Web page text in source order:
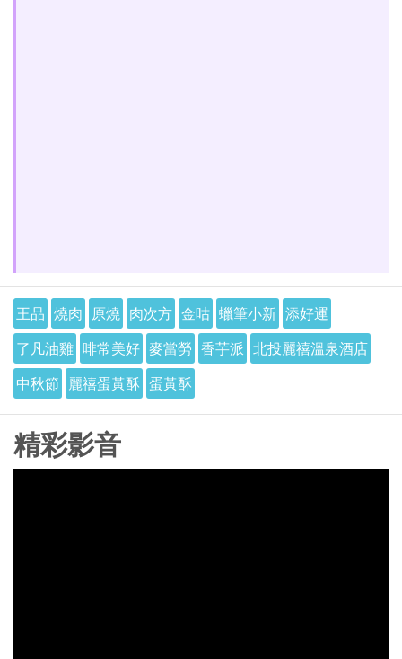
王品 燒肉 原燒 肉次方 金咕 蠟筆小新 添好運
了凡油雞 啡常美好 麥當勞 香芋派 北投麗禧溫泉酒店
中秋節 麗禧蛋黃酥 蛋黃酥
精彩影音